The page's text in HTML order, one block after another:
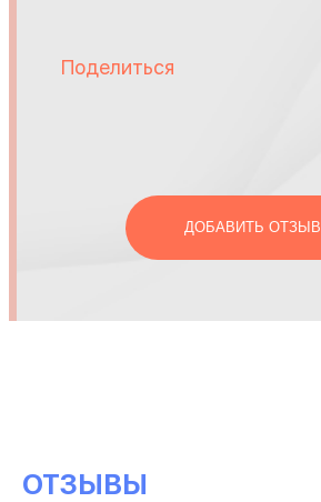
Поделиться
ДОБАВИТЬ ОТЗЫВ
ОТЗЫВЫ